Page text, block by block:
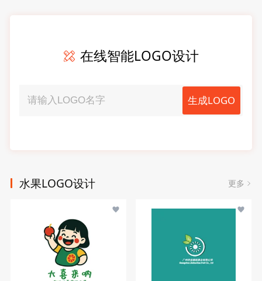
在线智能LOGO设计
生成LOGO
水果LOGO设计 更多